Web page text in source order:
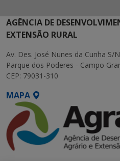
AGÊNCIA DE
EXTENSÃO RURAL
Av. Des. José Nunes da Cunha S/
Parque dos Poderes - Campo
CEP: 79031-310
MAPA